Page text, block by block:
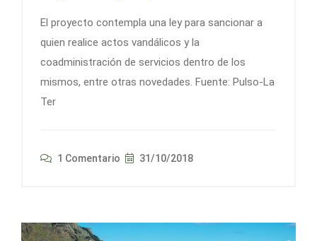
El proyecto contempla una ley para sancionar a
quien realice actos vandálicos y la
coadministración de servicios dentro de los
mismos, entre otras novedades. Fuente: Pulso-La
Ter
1 Comentario 31/10/2018